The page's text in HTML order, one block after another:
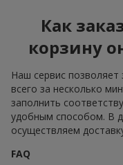
Как
корзину
Наш сервис позволяет
всего за несколько
заполнить
удобным способом. В
осуществляем
FAQ